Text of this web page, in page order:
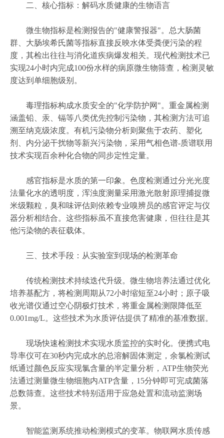
二、核心指标：解码水质健康的生物语言
微生物指标是检测报告的"健康警报器"。总大肠菌
群、大肠埃希氏菌等指标直接反映水体受粪便污染的程
度，其检出往往与消化道疾病爆发相关。现代检测技术已
实现24小时内完成100份水样的病原微生物筛查，检测灵敏
度达到单细胞级别。
毒理指标构成水质安全的"化学防护网"。重金属检测
涵盖铅、汞、镉等八类优先控制污染物，其检测方法可追
溯至纳克级浓度。有机污染物分析则聚焦于农药、塑化
剂、内分泌干扰物等新兴污染物，采用气相色谱-质谱联用
技术实现百余种化合物的同步定性定量。
感官指标是水质的第一印象。色度检测通过分光光度
法量化水的透明度，浑浊度测量采用激光散射原理捕捉微
米级颗粒，臭和味评估则依赖专业嗅辨员的感官评定与仪
器分析相结合。这些指标虽不直接危害健康，但往往是其
他污染物的表征载体。
三、技术手段：从实验室到现场的检测革命
传统检测技术持续迭代升级。微生物培养法通过优化
培养基配方，将检测周期从72小时缩短至24小时；原子吸
收光谱仪通过空心阴极灯技术，将重金属检测限降低至
0.001mg/L。这些技术为水质评估提供了精准的基准数据。
现场快速检测技术实现水质监控的实时化。便携式电
导率仪可在30秒内完成水的总溶解固体测定，余氯检测试
纸通过颜色反应实现氯含量的半定量分析，ATP生物荧光
法通过测量微生物细胞内ATP含量，15分钟即可完成菌落
总数筛查。这些技术特别适用于应急处置和流动监测场
景。
智能监测系统推动检测模式的变革。物联网水质传感